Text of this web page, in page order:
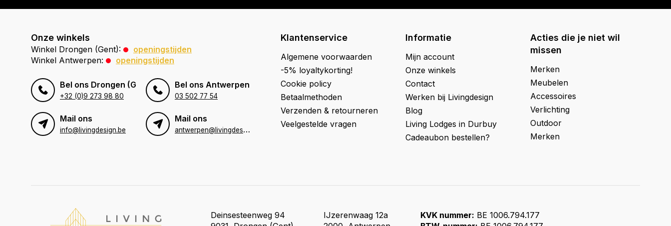
Onze winkels
Winkel Drongen (Gent):
openingstijden
Winkel Antwerpen:
openingstijden
Bel ons Drongen (Gent)
+32 (0)9 273 98 80
Bel ons Antwerpen
03 502 77 54
Mail ons
info@livingdesign.be
Mail ons
a
ntwerpen@livingdesign.be
Klantenservice
Algemene voorwaarden
-5% loyaltykorting!
Cookie policy
Betaalmethoden
Verzenden & retourneren
Veelgestelde vragen
Informatie
Mijn account
Onze winkels
Contact
Werken bij Livingdesign
Blog
Living Lodges in Durbuy
Cadeaubon bestellen?
Acties die je niet wil
missen
Merken
Meubelen
Accessoires
Verlichting
Outdoor
Merken
Deinsesteenweg 94
IJzerenwaag 12a
KVK nummer: BE 1006.794.177